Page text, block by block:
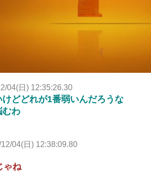
04(日) 12:35:26.30
どどれが1番弱いんだろうな
むわ
04(日) 12:38:09.80
ゃね